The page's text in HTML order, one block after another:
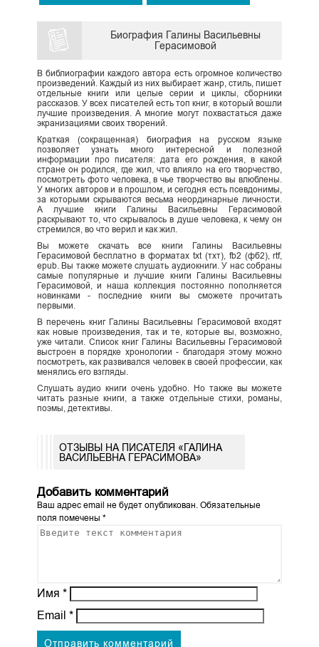
Биография Галины Васильевны
Герасимовой
В библиографии каждого автора есть огромное количество
произведений. Каждый из них выбирает жанр, стиль, пишет
отдельные книги или целые серии и циклы, сборники
рассказов. У всех писателей есть топ книг, в который вошли
лучшие произведения. А многие могут похвастаться даже
экранизациями своих творений.
Краткая (сокращенная) биография на русском языке
позволяет узнать много интересной и полезной
информации про писателя: дата его рождения, в какой
стране он родился, где жил, что влияло на его творчество,
посмотреть фото человека, в чье творчество вы влюблены.
У многих авторов и в прошлом, и сегодня есть псевдонимы,
за которыми скрываются весьма неординарные личности.
А лучшие книги Галины Васильевны Герасимовой
раскрывают то, что скрывалось в душе человека, к чему он
стремился, во что верил и как жил.
Вы можете скачать все книги Галины Васильевны
Герасимовой бесплатно в форматах txt (тхт), fb2 (фб2), rtf,
epub. Вы также можете слушать аудиокниги. У нас собраны
самые популярные и лучшие книги Галины Васильевны
Герасимовой, и наша коллекция постоянно пополняется
новинками - последние книги вы сможете прочитать
первыми.
В перечень книг Галины Васильевны Герасимовой входят
как новые произведения, так и те, которые вы, возможно,
уже читали. Список книг Галины Васильевны Герасимовой
выстроен в порядке хронологии - благодаря этому можно
посмотреть, как развивался человек в своей профессии, как
менялись его взгляды.
Слушать аудио книги очень удобно. Но также вы можете
читать разные книги, а также отдельные стихи, романы,
поэмы, детективы.
ОТЗЫВЫ НА ПИСАТЕЛЯ «ГАЛИНА
ВАСИЛЬЕВНА ГЕРАСИМОВА»
Добавить комментарий
Ваш адрес email не будет опубликован.Обязательные
поля помечены *
Имя *
Email *